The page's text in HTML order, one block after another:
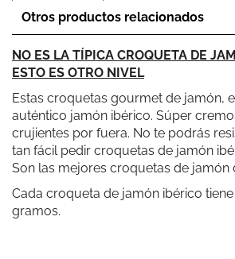
Pepon
Buena comida. Repetiré seguro.
Otros productos relacionados
NO ES LA TÍPICA CROQUETA DE
ESTO ES OTRO NIVEL
Estas croquetas gourmet de jamón,
auténtico jamón ibérico. Súper
crujientes por fuera. No te podrás
tan fácil pedir croquetas de jamón
Son las mejores croquetas de jamón
Cada croqueta de jamón ibérico
gramos.